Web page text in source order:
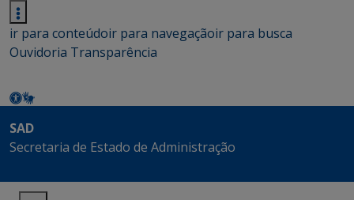
ir para conteúdoir para navegaçãoir para busca
Ouvidoria Transparência
SAD
Secretaria de Estado de Administração